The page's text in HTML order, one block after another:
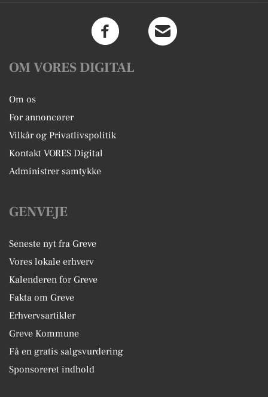
OM VORES DIGITAL
Om os
For annoncører
Vilkår og Privatlivspolitik
Kontakt VORES Digital
Administrer samtykke
GENVEJE
Seneste nyt fra Greve
Vores lokale erhverv
Kalenderen for Greve
Fakta om Greve
Erhvervsartikler
Greve Kommune
Få en gratis salgsvurdering
Sponsoreret indhold